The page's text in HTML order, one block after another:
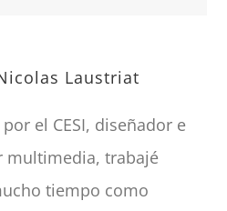
Laustriat
el CESI, diseñador e
multimedia, trabajé
tiempo como